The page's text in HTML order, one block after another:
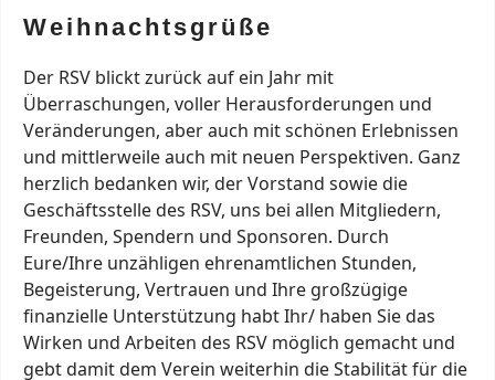
Weihnachtsgrüße
Der RSV blickt zurück auf ein Jahr mit
Überraschungen, voller Herausforderungen und
Veränderungen, aber auch mit schönen Erlebnissen
und mittlerweile auch mit neuen Perspektiven. Ganz
herzlich bedanken wir, der Vorstand sowie die
Geschäftsstelle des RSV, uns bei allen Mitgliedern,
Freunden, Spendern und Sponsoren. Durch
Eure/Ihre unzähligen ehrenamtlichen Stunden,
Begeisterung, Vertrauen und Ihre großzügige
finanzielle Unterstützung habt Ihr/ haben Sie das
Wirken und Arbeiten des RSV möglich gemacht und
gebt damit dem Verein weiterhin die Stabilität für die